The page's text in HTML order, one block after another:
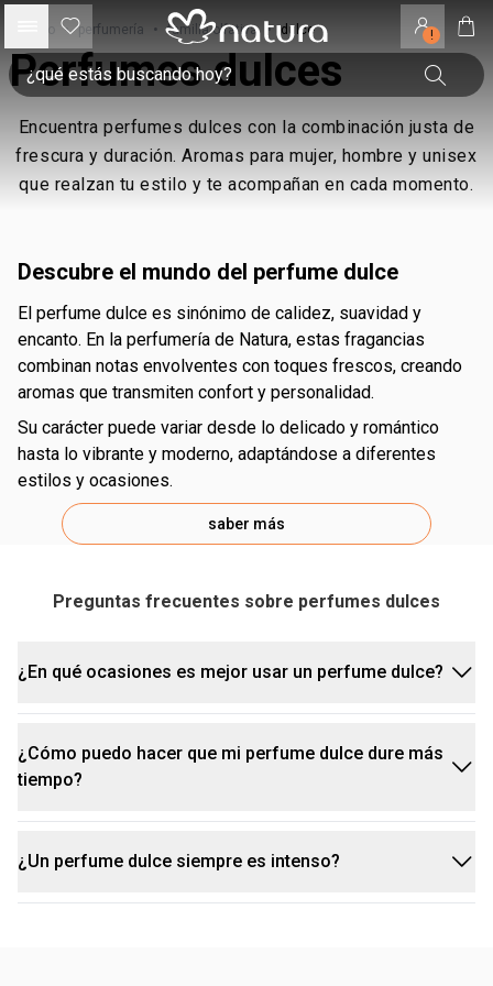
!
• perfumería • familia olfativa • dulce
Perfumes dulces
Encuentra perfumes dulces con la combinación justa de
frescura y duración. Aromas para mujer, hombre y unisex
que realzan tu estilo y te acompañan en cada momento.
Descubre el mundo del perfume dulce
El perfume dulce es sinónimo de calidez, suavidad y
encanto. En la perfumería de Natura, estas fragancias
combinan notas envolventes con toques frescos, creando
aromas que transmiten confort y personalidad.
Su carácter puede variar desde lo delicado y romántico
hasta lo vibrante y moderno, adaptándose a diferentes
estilos y ocasiones.
saber más
Preguntas frecuentes sobre perfumes dulces
¿En qué ocasiones es mejor usar un perfume dulce?
Los perfumes dulces son ideales para eventos
nocturnos, citas especiales o días fríos, ya que sus
notas cálidas destacan más. En climas cálidos, opta
ligero.
¿Cómo puedo hacer que mi perfume dulce dure más
tiempo?
Para maximizar la duración y preservar la calidad
de tu fragancia dulce, enfoca tus cuidados en la
¿Un perfume dulce siempre es intenso?